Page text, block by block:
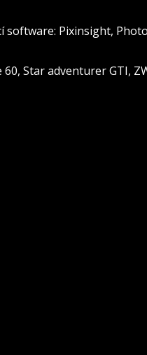
software: Pixinsight,
Star adventurer GTI,